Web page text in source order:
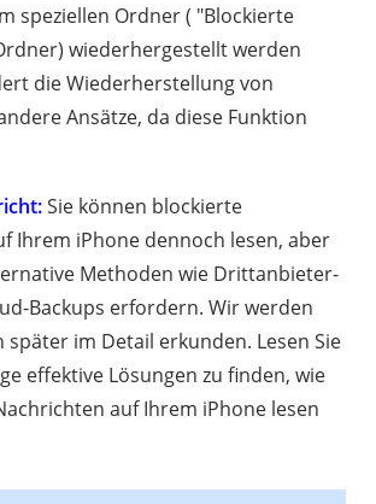
speziellen Ordner ( "Blockierte
wiederhergestellt werden
die Wiederherstellung von
Ansätze, da diese Funktion
Sie können blockierte
Ihrem iPhone dennoch lesen, aber
Methoden wie Drittanbieter-
Backups erfordern. Wir werden
später im Detail erkunden. Lesen Sie
effektive Lösungen zu finden, wie
auf Ihrem iPhone lesen